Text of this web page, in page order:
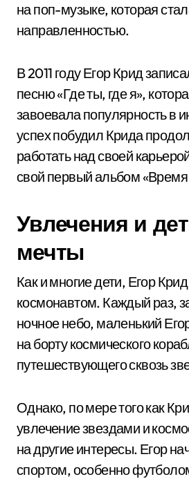
на поп-музыке, которая
направленностью.
В 2011 году Егор Крид
песню «Где ты, где я»,
завоевала популярность в
успех побудил Крида
работать над своей
свой первый альбом
Увлечения и
мечты
Как и многие дети, Егор
космонавтом. Каждый раз,
ночное небо, маленький
на борту космического
путешествующего сквозь
Однако, по мере того как
увлечение звездами и
на другие интересы. Егор
спортом, особенно